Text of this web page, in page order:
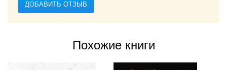
ДОБАВИТЬ ОТЗЫВ
Похожие книги